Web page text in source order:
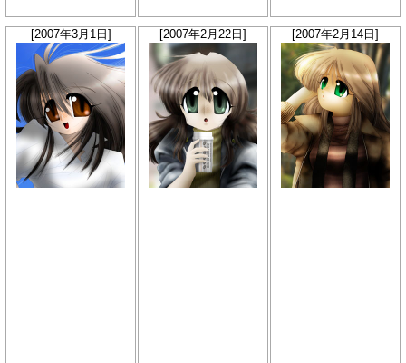
[2007年3月1日] [2007年2月22日] [2007年2月14日]